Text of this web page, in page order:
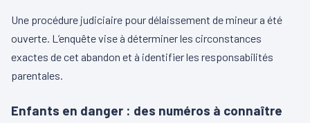
Une procédure judiciaire pour délaissement de mineur a été
ouverte. L’enquête vise à déterminer les circonstances
exactes de cet abandon et à identifier les responsabilités
parentales.
Enfants en danger : des numéros à connaître